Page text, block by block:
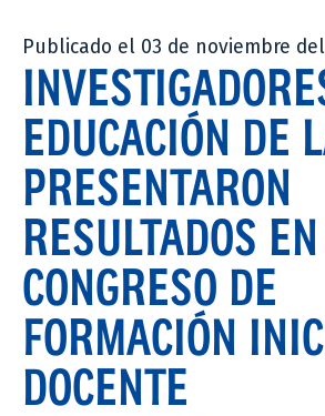
Publicado el 03 de noviembre del
EDUCACIÓN DE
PRESENTARON
RESULTADOS
CONGRESO DE
FORMACIÓN
DOCENTE